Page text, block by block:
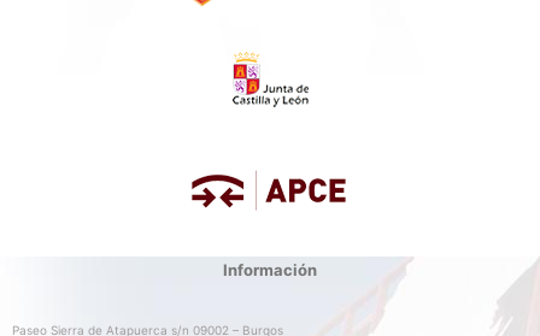
Información
Paseo Sierra de Atapuerca s/n 09002 – Burgos